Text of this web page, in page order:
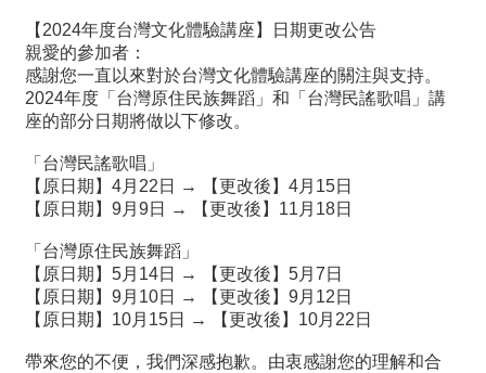
ホ
ー
ム
【2024年度台灣文化體驗講座】日期更改公告
親愛的參加者：
感謝您一直以來對於台灣文化體驗講座的關注與支持。
2024年度「台灣原住民族舞蹈」和「台灣民謠歌唱」講
座的部分日期將做以下修改。
「台灣民謠歌唱」
【原日期】4月22日 → 【更改後】4月15日
【原日期】9月9日 → 【更改後】11月18日
「台灣原住民族舞蹈」
【原日期】5月14日 → 【更改後】5月7日
【原日期】9月10日 → 【更改後】9月12日
【原日期】10月15日 → 【更改後】10月22日
帶來您的不便，我們深感抱歉。由衷感謝您的理解和合